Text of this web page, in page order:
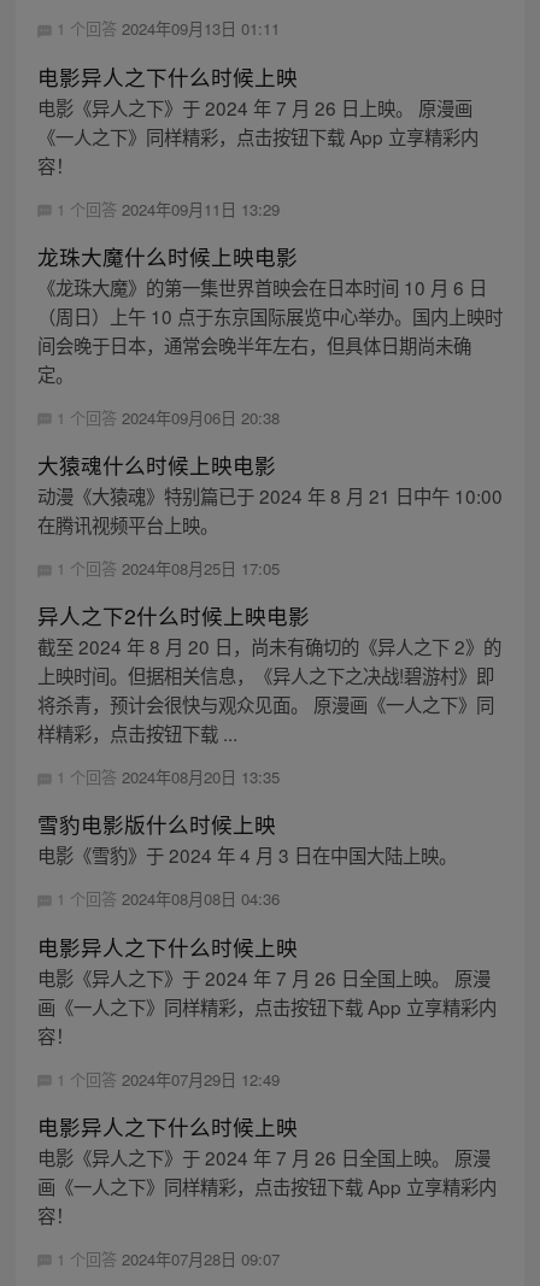
1 个回答 2024年09月13日 01:11
电影异人之下什么时候上映
电影《异人之下》于 2024 年 7 月 26 日上映。 原漫画
《一人之下》同样精彩，点击按钮下载 App 立享精彩内
容！
1 个回答 2024年09月11日 13:29
龙珠大魔什么时候上映电影
《龙珠大魔》的第一集世界首映会在日本时间 10 月 6 日
（周日）上午 10 点于东京国际展览中心举办。国内上映时
间会晚于日本，通常会晚半年左右，但具体日期尚未确
定。
1 个回答 2024年09月06日 20:38
大猿魂什么时候上映电影
动漫《大猿魂》特别篇已于 2024 年 8 月 21 日中午 10:00
在腾讯视频平台上映。
1 个回答 2024年08月25日 17:05
异人之下2什么时候上映电影
截至 2024 年 8 月 20 日，尚未有确切的《异人之下 2》的
上映时间。但据相关信息，《异人之下之决战!碧游村》即
将杀青，预计会很快与观众见面。 原漫画《一人之下》同
样精彩，点击按钮下载 ...
1 个回答 2024年08月20日 13:35
雪豹电影版什么时候上映
电影《雪豹》于 2024 年 4 月 3 日在中国大陆上映。
1 个回答 2024年08月08日 04:36
电影异人之下什么时候上映
电影《异人之下》于 2024 年 7 月 26 日全国上映。 原漫
画《一人之下》同样精彩，点击按钮下载 App 立享精彩内
容！
1 个回答 2024年07月29日 12:49
电影异人之下什么时候上映
电影《异人之下》于 2024 年 7 月 26 日全国上映。 原漫
画《一人之下》同样精彩，点击按钮下载 App 立享精彩内
容！
1 个回答 2024年07月28日 09:07